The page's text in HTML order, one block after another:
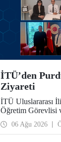
İTÜ’den
Ziyareti
İTÜ Uluslararası
Öğretim Görevlisi
Sorumlusu Cahit
birliğini geliştirmek
tarihlerinde
06 Ağu 2026